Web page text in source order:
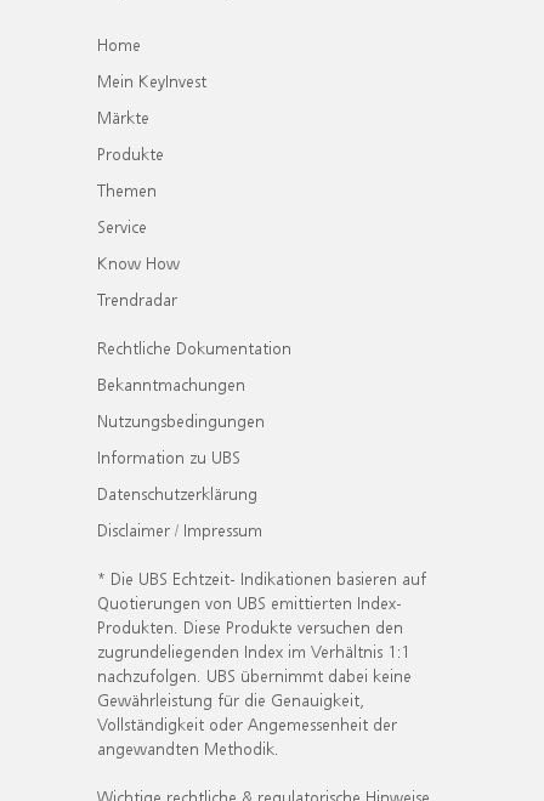
Home
Mein KeyInvest
Märkte
Produkte
Themen
Service
Know How
Trendradar
Rechtliche Dokumentation
Bekanntmachungen
Nutzungsbedingungen
Information zu UBS
Datenschutzerklärung
Disclaimer / Impressum
* Die UBS Echtzeit- Indikationen basieren auf
Quotierungen von UBS emittierten Index-
Produkten. Diese Produkte versuchen den
zugrundeliegenden Index im Verhältnis 1:1
nachzufolgen. UBS übernimmt dabei keine
Gewährleistung für die Genauigkeit,
Vollständigkeit oder Angemessenheit der
angewandten Methodik.